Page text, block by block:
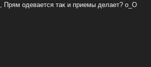
, Прям одевается так и приемы делает? o_O